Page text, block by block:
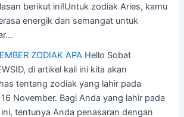
berikut ini!Untuk zodiak Aries, kamu
energik dan semangat untuk
ZODIAK APA Hello Sobat
di artikel kali ini kita akan
tentang zodiak yang lahir pada
November. Bagi Anda yang lahir pada
tentunya Anda penasaran dengan